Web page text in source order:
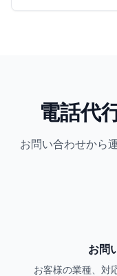
電話代
お問い合わせから
お問
お客様の業種、対